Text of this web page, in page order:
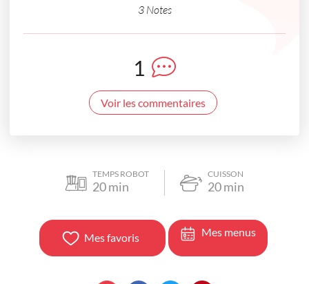
3 Notes
1
Voir les commentaires
TEMPS ROBOT
20min
CUISSON
20min
Mes favoris Mes menus